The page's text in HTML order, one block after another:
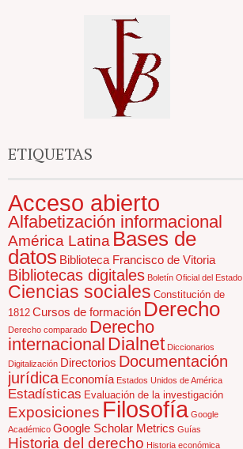
ETIQUETAS
Acceso abierto
Alfabetización informacional
América Latina Bases de
datos Biblioteca Francisco de Vitoria
Bibliotecas digitales Boletín Oficial del Estado
Ciencias sociales Constitución de
1812 Cursos de formación Derecho
Derecho comparado Derecho
internacional Dialnet Diccionarios
Digitalización Directorios Documentación
jurídica Economía Estados Unidos de América
Estadísticas Evaluación de la investigación
Exposiciones Filosofía Google
Académico Google Scholar Metrics Guías
Historia del derecho Historia económica